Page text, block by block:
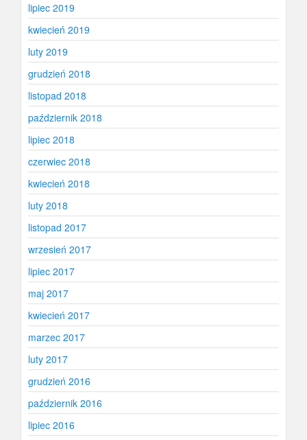
lipiec 2019
kwiecień 2019
luty 2019
grudzień 2018
listopad 2018
październik 2018
lipiec 2018
czerwiec 2018
kwiecień 2018
luty 2018
listopad 2017
wrzesień 2017
lipiec 2017
maj 2017
kwiecień 2017
marzec 2017
luty 2017
grudzień 2016
październik 2016
lipiec 2016